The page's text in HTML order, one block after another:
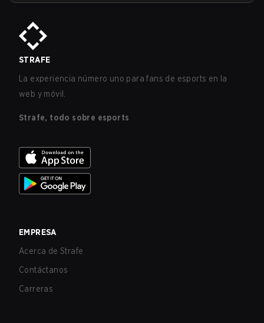
STRAFE
La experiencia número uno para fans de esports en la
web y móvil.
Strafe, todo sobre esports
EMPRESA
Acerca de Strafe
Contáctanos
Carreras